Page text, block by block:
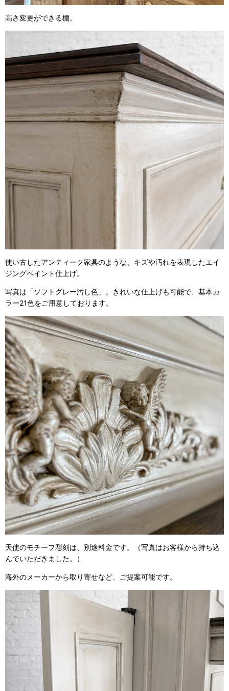
高さ変更ができる棚。
使い古したアンティーク家具のような、キズや汚れを表現したエイ
ジングペイント仕上げ。
写真は「ソフトグレー汚し色」。きれいな仕上げも可能で、基本カ
ラー21色をご用意しております。
天使のモチーフ彫刻は、別途料金です。（写真はお客様から持ち込
んでいただきました。）
海外のメーカーから取り寄せなど、ご提案可能です。